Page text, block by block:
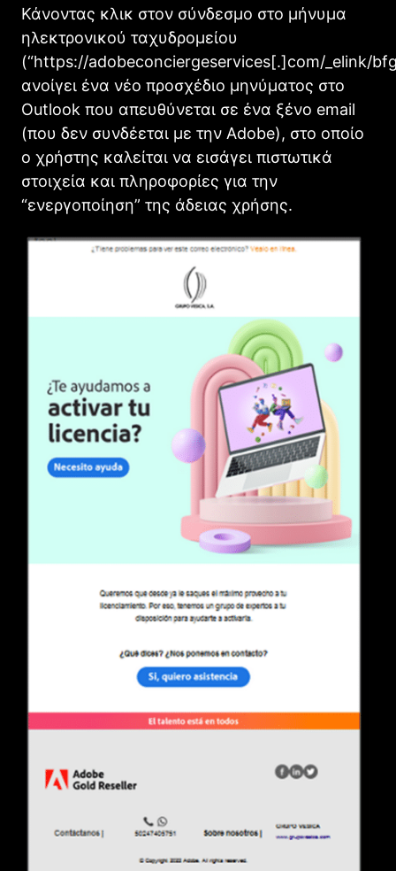
Κάνοντας κλικ στον σύνδεσμο στο μήνυμα
ηλεκτρονικού ταχυδρομείου
(“https://adobeconciergeservices[.]com/_elink/
ανοίγει ένα νέο προσχέδιο μηνύματος στο
Outlook που απευθύνεται σε ένα ξένο email
(που δεν συνδέεται με την Adobe), στο οποίο
ο χρήστης καλείται να εισάγει πιστωτικά
στοιχεία και πληροφορίες για την
“ενεργοποίηση” της άδειας χρήσης.